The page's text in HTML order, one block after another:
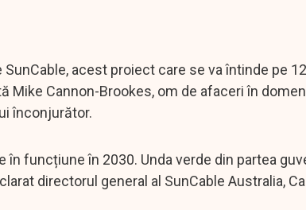
acest proiect care se va întinde pe
Mike Cannon-Brookes, om de afaceri în
înconjurător.
în funcțiune în 2030. Unda verde din partea
directorul general al SunCable Australia,